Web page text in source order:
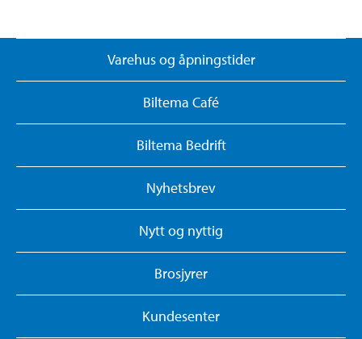
Varehus og åpningstider
Biltema Café
Biltema Bedrift
Nyhetsbrev
Nytt og nyttig
Brosjyrer
Kundesenter